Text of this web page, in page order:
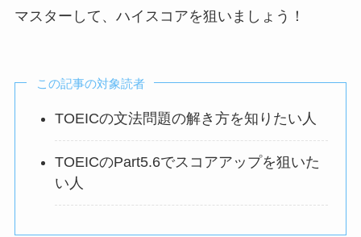
マスターして、ハイスコアを狙いましょう！
この記事の対象読者
TOEICの文法問題の解き方を知りたい人
TOEICのPart5.6でスコアアップを狙いた
い人